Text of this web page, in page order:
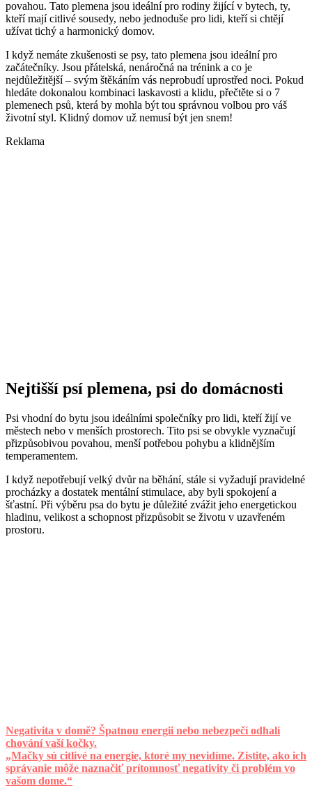
povahou. Tato plemena jsou ideální pro rodiny žijící v bytech, ty,
kteří mají citlivé sousedy, nebo jednoduše pro lidi, kteří si chtějí
užívat tichý a harmonický domov.
I když nemáte zkušenosti se psy, tato plemena jsou ideální pro
začátečníky. Jsou přátelská, nenáročná na trénink a co je
nejdůležitější – svým štěkáním vás neprobudí uprostřed noci. Pokud
hledáte dokonalou kombinaci laskavosti a klidu, přečtěte si o 7
plemenech psů, která by mohla být tou správnou volbou pro váš
životní styl. Klidný domov už nemusí být jen snem!
Reklama
Nejtišší psí plemena, psi do domácnosti
Psi vhodní do bytu jsou ideálními společníky pro lidi, kteří žijí ve
městech nebo v menších prostorech. Tito psi se obvykle vyznačují
přizpůsobivou povahou, menší potřebou pohybu a klidnějším
temperamentem.
I když nepotřebují velký dvůr na běhání, stále si vyžadují pravidelné
procházky a dostatek mentální stimulace, aby byli spokojení a
šťastní. Při výběru psa do bytu je důležité zvážit jeho energetickou
hladinu, velikost a schopnost přizpůsobit se životu v uzavřeném
prostoru.
Negativita v domě? Špatnou energii nebo nebezpečí odhalí
chování vaší kočky.
„Mačky sú citlivé na energie, ktoré my nevidíme. Zistite, ako ich
správanie môže naznačiť prítomnosť negativity či problém vo
vašom dome.“